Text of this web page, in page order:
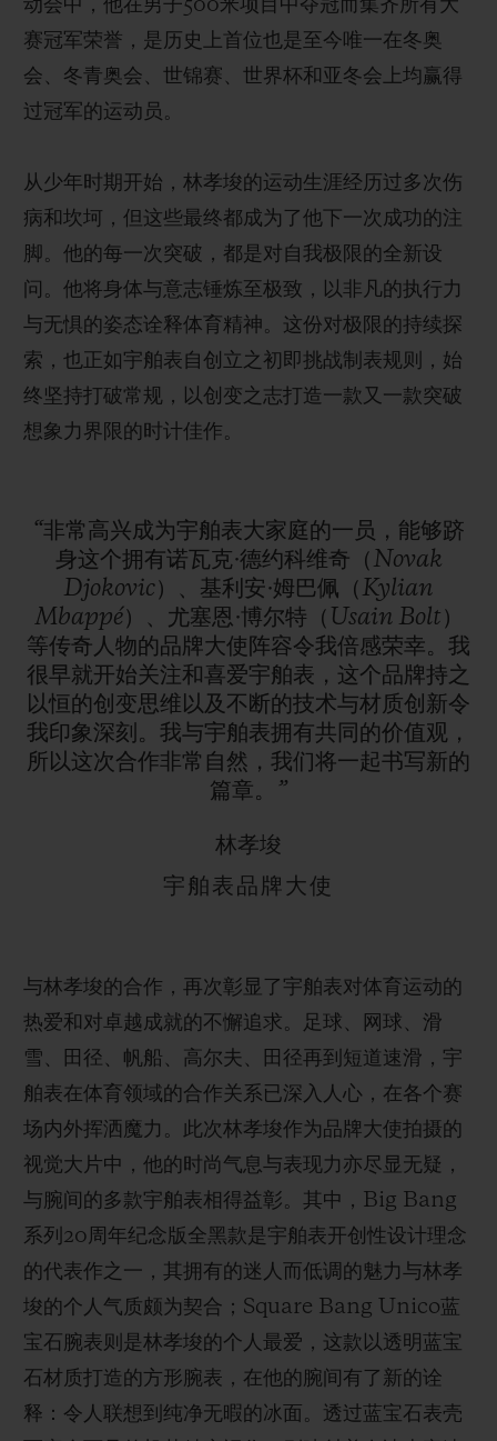
动会中，他在男子500米项目中夺冠而集齐所有大
赛冠军荣誉，是历史上首位也是至今唯一在冬奥
会、冬青奥会、世锦赛、世界杯和亚冬会上均赢得
过冠军的运动员。
从少年时期开始，林孝埈的运动生涯经历过多次伤
病和坎坷，但这些最终都成为了他下一次成功的注
脚。他的每一次突破，都是对自我极限的全新设
问。他将身体与意志锤炼至极致，以非凡的执行力
与无惧的姿态诠释体育精神。这份对极限的持续探
索，也正如宇舶表自创立之初即挑战制表规则，始
终坚持打破常规，以创变之志打造一款又一款突破
想象力界限的时计佳作。
“非常高兴成为宇舶表大家庭的一员，能够跻
身这个拥有诺瓦克·德约科维奇（Novak
Djokovic）、基利安·姆巴佩（Kylian
Mbappé）、尤塞恩·博尔特（Usain Bolt）
等传奇人物的品牌大使阵容令我倍感荣幸。我
很早就开始关注和喜爱宇舶表，这个品牌持之
以恒的创变思维以及不断的技术与材质创新令
我印象深刻。我与宇舶表拥有共同的价值观，
所以这次合作非常自然，我们将一起书写新的
篇章。”
林孝埈
宇舶表品牌大使
与林孝埈的合作，再次彰显了宇舶表对体育运动的
热爱和对卓越成就的不懈追求。足球、网球、滑
雪、田径、帆船、高尔夫、田径再到短道速滑，宇
舶表在体育领域的合作关系已深入人心，在各个赛
场内外挥洒魔力。此次林孝埈作为品牌大使拍摄的
视觉大片中，他的时尚气息与表现力亦尽显无疑，
与腕间的多款宇舶表相得益彰。其中，Big Bang
系列20周年纪念版全黑款是宇舶表开创性设计理念
的代表作之一，其拥有的迷人而低调的魅力与林孝
埈的个人气质颇为契合；Square Bang Unico蓝
宝石腕表则是林孝埈的个人最爱，这款以透明蓝宝
石材质打造的方形腕表，在他的腕间有了新的诠
释：令人联想到纯净无暇的冰面。透过蓝宝石表壳